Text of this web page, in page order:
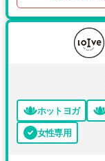
ホットヨガ
女性専用